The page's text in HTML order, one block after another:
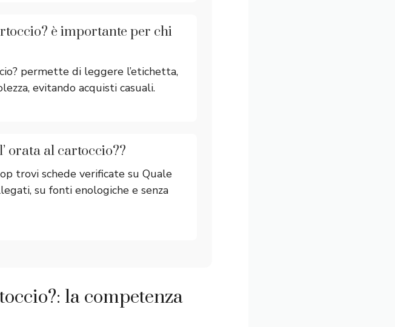
è importante per chi
permette di leggere l’etichetta,
evitando acquisti casuali.
orata al cartoccio??
trovi schede verificate su Quale
su fonti enologiche e senza
la competenza